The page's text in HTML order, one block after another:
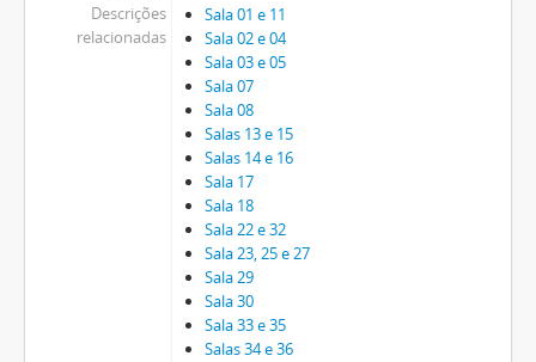
Descrições
relacionadas
Sala 01 e 11
Sala 02 e 04
Sala 03 e 05
Sala 07
Sala 08
Salas 13 e 15
Salas 14 e 16
Sala 17
Sala 18
Sala 22 e 32
Sala 23, 25 e 27
Sala 29
Sala 30
Sala 33 e 35
Salas 34 e 36